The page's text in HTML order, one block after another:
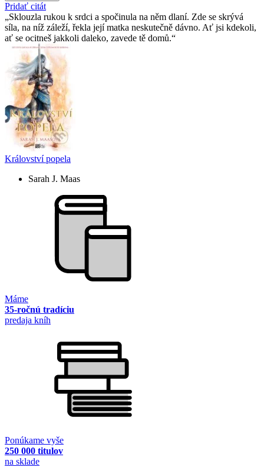
Pridať citát
Sklouzla rukou k srdci a spočinula na něm dlaní. Zde se skrývá
síla, na níž záleží, řekla její matka neskutečně dávno. Ať jsi kdekoli,
ať se ocitneš jakkoli daleko, zavede tě domů.
Království popela
Sarah J. Maas
Máme
35-ročnú tradíciu
predaja kníh
Ponúkame vyše
250 000 titulov
na sklade